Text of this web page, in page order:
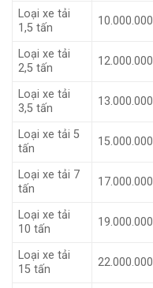
Loại xe tải
1,5 tấn
10.000.000
Loại xe tải
2,5 tấn
12.000.000
Loại xe tải
3,5 tấn
13.000.000
Loại xe tải 5
tấn
15.000.000
Loại xe tải 7
tấn
17.000.000
Loại xe tải
10 tấn
19.000.000
Loại xe tải
15 tấn
22.000.000